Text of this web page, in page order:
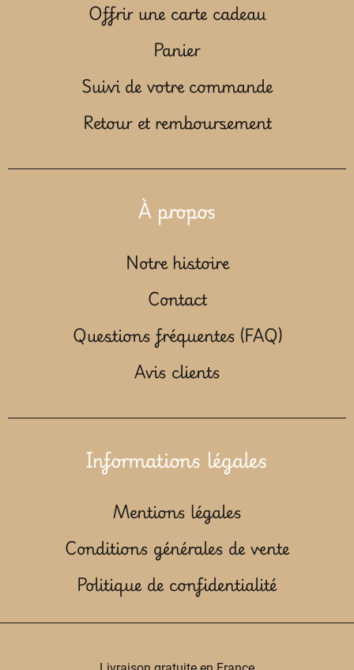
Offrir une carte cadeau
Panier
Suivi de votre commande
Retour et remboursement
À propos
Notre histoire
Contact
Questions fréquentes (FAQ)
Avis clients
Informations légales
Mentions légales
Conditions générales de vente
Politique de confidentialité